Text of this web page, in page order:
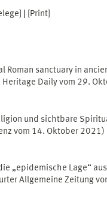
[Print]
Roman sanctuary in
Heritage Daily vom 29.
und sichtbare
vom 14. Oktober 2021)
„epidemische Lage“
Allgemeine Zeitung